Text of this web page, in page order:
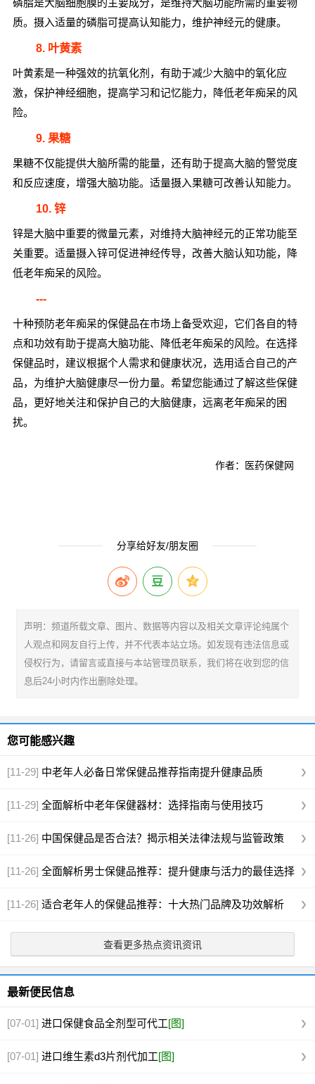
磷脂是大脑细胞膜的主要成分，是维持大脑功能所需的重要物
质。摄入适量的磷脂可提高认知能力，维护神经元的健康。
8. 叶黄素
叶黄素是一种强效的抗氧化剂，有助于减少大脑中的氧化应
激，保护神经细胞，提高学习和记忆能力，降低老年痴呆的风
险。
9. 果糖
果糖不仅能提供大脑所需的能量，还有助于提高大脑的警觉度
和反应速度，增强大脑功能。适量摄入果糖可改善认知能力。
10. 锌
锌是大脑中重要的微量元素，对维持大脑神经元的正常功能至
关重要。适量摄入锌可促进神经传导，改善大脑认知功能，降
低老年痴呆的风险。
---
十种预防老年痴呆的保健品在市场上备受欢迎，它们各自的特
点和功效有助于提高大脑功能、降低老年痴呆的风险。在选择
保健品时，建议根据个人需求和健康状况，选用适合自己的产
品，为维护大脑健康尽一份力量。希望您能通过了解这些保健
品，更好地关注和保护自己的大脑健康，远离老年痴呆的困
扰。
作者：医药保健网
分享给好友/朋友圈
声明：频道所载文章、图片、数据等内容以及相关文章评论纯属个
人观点和网友自行上传，并不代表本站立场。如发现有违法信息或
侵权行为，请留言或直接与本站管理员联系，我们将在收到您的信
息后24小时内作出删除处理。
您可能感兴趣
[11-29] 中老年人必备日常保健品推荐指南提升健康品质
[11-29] 全面解析中老年保健器材：选择指南与使用技巧
[11-26] 中国保健品是否合法？揭示相关法律法规与监管政策
[11-26] 全面解析男士保健品推荐：提升健康与活力的最佳选择
[11-26] 适合老年人的保健品推荐：十大热门品牌及功效解析
查看更多热点资讯资讯
最新便民信息
[07-01] 进口保健食品全剂型可代工[图]
[07-01] 进口维生素d3片剂代加工[图]